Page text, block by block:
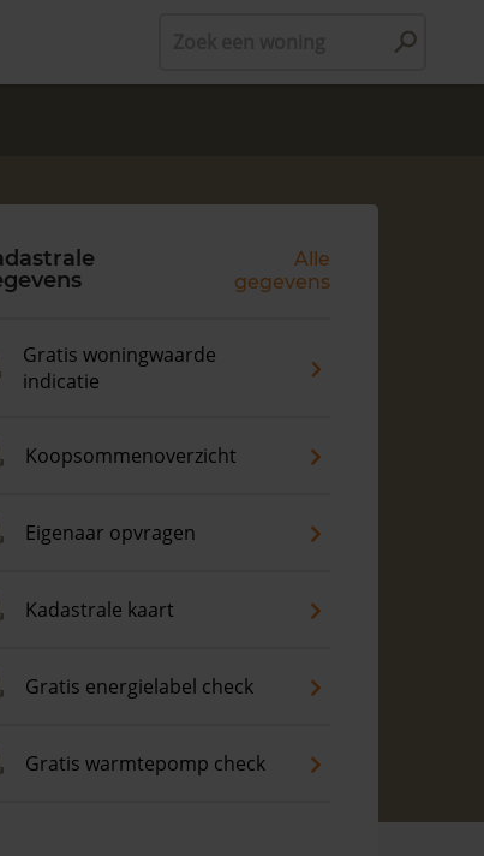
Alle
gegevens
Gratis woningwaarde
indicatie
Koopsommenoverzicht
Eigenaar opvragen
Kadastrale kaart
Gratis energielabel check
Gratis warmtepomp check